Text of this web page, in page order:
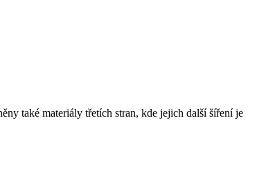
také materiály třetích stran, kde jejich další šíření je